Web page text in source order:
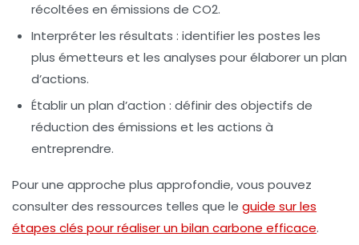
récoltées en émissions de CO2.
Interpréter les résultats : identifier les postes les
plus émetteurs et les analyses pour élaborer un plan
d’actions.
Établir un plan d’action : définir des objectifs de
réduction des émissions et les actions à
entreprendre.
Pour une approche plus approfondie, vous pouvez
consulter des ressources telles que le guide sur les
étapes clés pour réaliser un bilan carbone efficace.